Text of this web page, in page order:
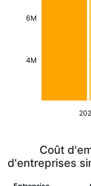
4M
6M
Coût
d'entreprises